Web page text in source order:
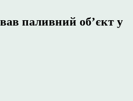
паливний об’єкт у